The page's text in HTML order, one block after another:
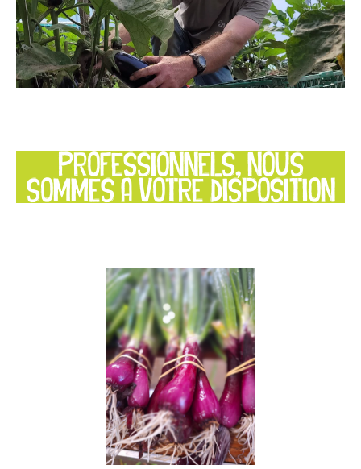
Professionnels, nous
sommes à votre disposition